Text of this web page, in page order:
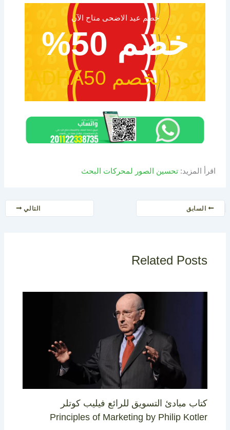
خصم عيد الاضحى متاح الآن
خصم 50%
كود الخصم ADHA50
اقرأ المزيد: تحسين الصور لمحركات البحث
السابق التالي
Related Posts
كتاب مبادئ التسويق للرائع فيليب كوتلر
Principles of Marketing by Philip Kotler